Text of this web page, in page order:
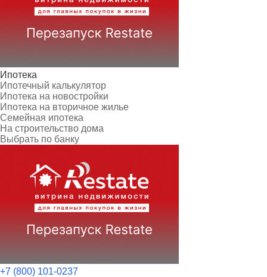
Ипотека
Ипотечный калькулятор
Ипотека на новостройки
Ипотека на вторичное жилье
Семейная ипотека
На строительство дома
Выбрать по банку
+7 (800) 101-0237